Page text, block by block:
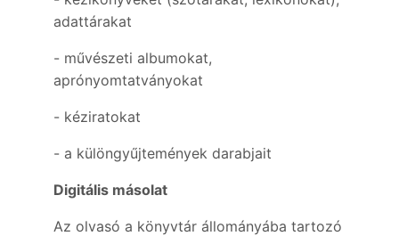
adattárakat
- művészeti albumokat,
aprónyomtatványokat
- kéziratokat
- a különgyűjtemények darabjait
Digitális másolat
Az olvasó a könyvtár állományába tartozó